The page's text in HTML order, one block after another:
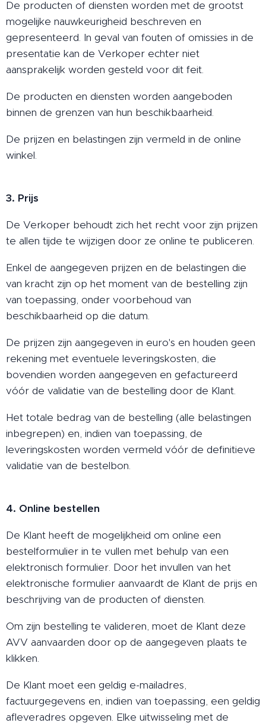
De producten of diensten worden met de grootst
mogelijke nauwkeurigheid beschreven en
gepresenteerd. In geval van fouten of omissies in de
presentatie kan de Verkoper echter niet
aansprakelijk worden gesteld voor dit feit.
De producten en diensten worden aangeboden
binnen de grenzen van hun beschikbaarheid.
De prijzen en belastingen zijn vermeld in de online
winkel.
3. Prijs
De Verkoper behoudt zich het recht voor zijn prijzen
te allen tijde te wijzigen door ze online te publiceren.
Enkel de aangegeven prijzen en de belastingen die
van kracht zijn op het moment van de bestelling zijn
van toepassing, onder voorbehoud van
beschikbaarheid op die datum.
De prijzen zijn aangegeven in euro's en houden geen
rekening met eventuele leveringskosten, die
bovendien worden aangegeven en gefactureerd
vóór de validatie van de bestelling door de Klant.
Het totale bedrag van de bestelling (alle belastingen
inbegrepen) en, indien van toepassing, de
leveringskosten worden vermeld vóór de definitieve
validatie van de bestelbon.
4. Online bestellen
De Klant heeft de mogelijkheid om online een
bestelformulier in te vullen met behulp van een
elektronisch formulier. Door het invullen van het
elektronische formulier aanvaardt de Klant de prijs en
beschrijving van de producten of diensten.
Om zijn bestelling te valideren, moet de Klant deze
AVV aanvaarden door op de aangegeven plaats te
klikken.
De Klant moet een geldig e-mailadres,
factuurgegevens en, indien van toepassing, een geldig
afleveradres opgeven. Elke uitwisseling met de